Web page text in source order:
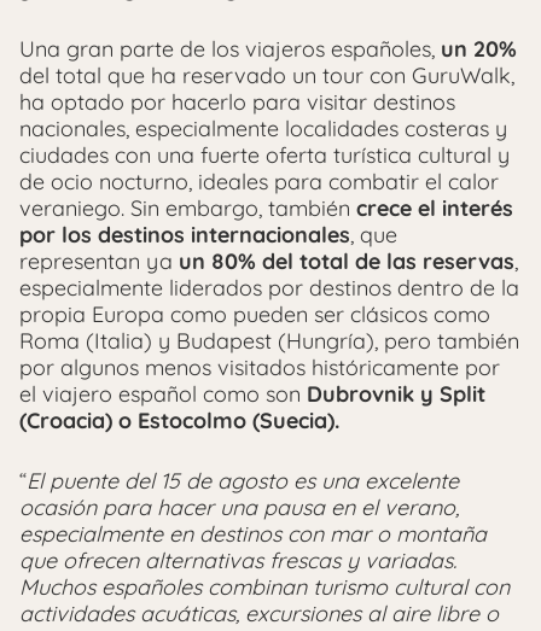
Una gran parte de los viajeros españoles, un 20%
del total que ha reservado un tour con GuruWalk,
ha optado por hacerlo para visitar destinos
nacionales, especialmente localidades costeras y
ciudades con una fuerte oferta turística cultural y
de ocio nocturno, ideales para combatir el calor
veraniego. Sin embargo, también crece el interés
por los destinos internacionales, que
representan ya un 80% del total de las reservas,
especialmente liderados por destinos dentro de la
propia Europa como pueden ser clásicos como
Roma (Italia) y Budapest (Hungría), pero también
por algunos menos visitados históricamente por
el viajero español como son Dubrovnik y Split
(Croacia) o Estocolmo (Suecia).
“El puente del 15 de agosto es una excelente
ocasión para hacer una pausa en el verano,
especialmente en destinos con mar o montaña
que ofrecen alternativas frescas y variadas.
Muchos españoles combinan turismo cultural con
actividades acuáticas, excursiones al aire libre o